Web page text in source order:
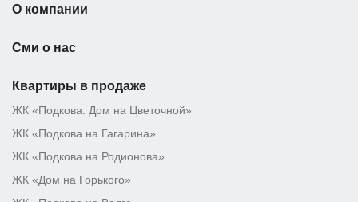
О компании
Сми о нас
Квартиры в продаже
ЖК «Подкова. Дом на Цветочной»
ЖК «Подкова на Гагарина»
ЖК «Подкова на Родионова»
ЖК «Дом на Горького»